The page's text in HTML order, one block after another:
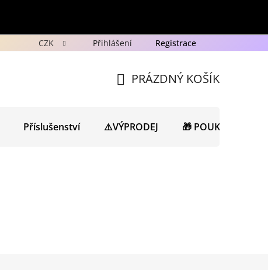
Ochrana osobních údajů GDPR Novinky
CZK Přihlášení Registrace
KOŠÍK
PRÁZDNÝ KOŠÍK
Příslušenství ⚠️VÝPRODEJ 🎁 POUKAZY